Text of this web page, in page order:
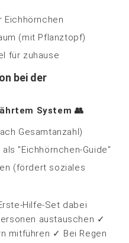
Eichhörnchen
(mit Pflanztopf)
für zuhause
bei der
System 👥
Gesamtanzahl)
"Eichhörnchen-Guide"
(fördert soziales
Hilfe-Set dabei
austauschen ✓
mitführen ✓ Bei Regen